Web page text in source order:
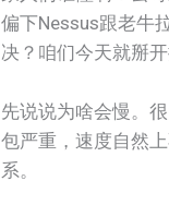
偏下Nessus跟老牛
决？咱们今天就掰开
先说说为啥会慢。
包严重，速度自然
系。